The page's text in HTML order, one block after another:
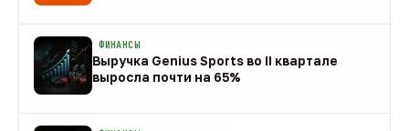
ФИНАНСЫ
Выручка Genius Sports во II квартале
выросла почти на 65%